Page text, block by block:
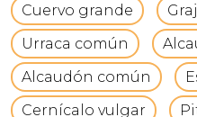
Cuervo grande
Urraca común
Alcaudón común
Cernícalo vulgar